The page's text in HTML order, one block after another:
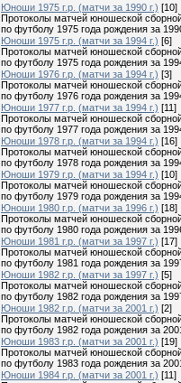
Юноши 1975 г.р. (матчи за 1990 г.) [10]
Протоколы матчей юношеской
по футболу 1975 года рождения за
Юноши 1975 г.р. (матчи за 1994 г.) [6]
Протоколы матчей юношеской
по футболу 1975 года рождения за
Юноши 1976 г.р. (матчи за 1994 г.) [3]
Протоколы матчей юношеской
по футболу 1976 года рождения за
Юноши 1977 г.р. (матчи за 1994 г.) [11]
Протоколы матчей юношеской
по футболу 1977 года рождения за
Юноши 1978 г.р. (матчи за 1994 г.) [16]
Протоколы матчей юношеской
по футболу 1978 года рождения за
Юноши 1979 г.р. (матчи за 1994 г.) [10]
Протоколы матчей юношеской
по футболу 1979 года рождения за
Юноши 1980 г.р. (матчи за 1996 г.) [18]
Протоколы матчей юношеской
по футболу 1980 года рождения за
Юноши 1981 г.р. (матчи за 1997 г.) [17]
Протоколы матчей юношеской
по футболу 1981 года рождения за
Юноши 1982 г.р. (матчи за 1997 г.) [5]
Протоколы матчей юношеской
по футболу 1982 года рождения за
Юноши 1982 г.р. (матчи за 2001 г.) [2]
Протоколы матчей юношеской
по футболу 1982 года рождения за
Юноши 1983 г.р. (матчи за 2001 г.) [19]
Протоколы матчей юношеской
по футболу 1983 года рождения за
Юноши 1984 г.р. (матчи за 2001 г.) [11]